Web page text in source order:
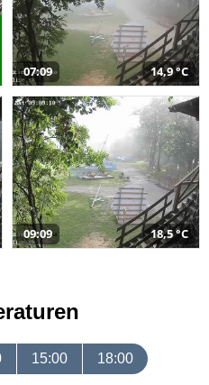
07:09 14,9 °C
09:09 18,5 °C
15:00 18:00